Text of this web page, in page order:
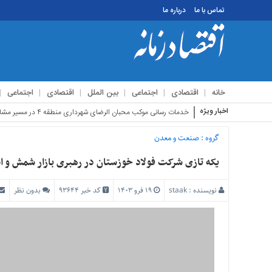
تماس با ما درباره ما
خانه اقتصادی اجتماعی بین الملل اقتصادی اجتماعی
تماس
ما
درباره
اخبار ویژه استقبال زائرین
گروه :صنعت و معدن
یکه تازی شرکت فولاد خوزستان در رهبری بازار شمش و
نویسنده :staak کد خبر 93644 بدون نظر